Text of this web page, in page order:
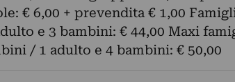
€ 6,00 + prevendita € 1,00
e 3 bambini: € 44,00 Maxi
/ 1 adulto e 4 bambini: € 50,00